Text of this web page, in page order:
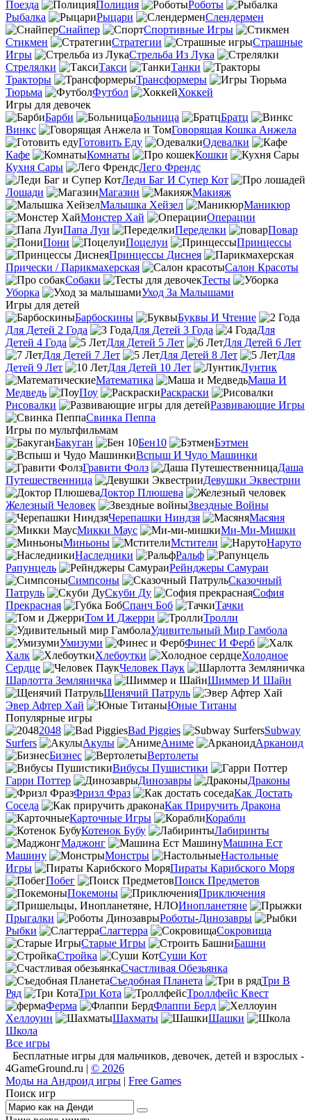
Поезда
Полиция
Роботы
Рыбалка
Рыцари
Слендермен
Снайпер
Спортивные Игры
Стикмен
Стратегии
Страшные
Игры
Стрельба Из Лука
Стрелялки
Такси
Танки
Тракторы
Трансформеры
Тюрьма
Футбол
Хоккей
Игры для девочек
Барби
Больница
Братц
Винкс
Говорящая Кошка Анжела
Готовить Еду
Одевалки
Кафе
Комнаты
Кошки
Кухня Сары
Лего Френдс
Леди Баг И Супер Кот
Лошади
Магазин
Макияж
Малышка Хейзел
Маникюр
Монстер Хай
Операции
Папа Луи
Переделки
Повар
Пони
Поцелуи
Принцессы
Принцессы Диснея
Прически / Парикмахерская
Салон Красоты
Собаки
Тесты
Уборка
Уход За Малышами
Игры для детей
Барбоскины
Буквы И Чтение
Для Детей 2 Года
Для Детей 3 Года
Для
Детей 4 Года
Для Детей 5 Лет
Для Детей 6 Лет
Для Детей 7 Лет
Для Детей 8 Лет
Для
Детей 9 Лет
Для Детей 10 Лет
Лунтик
Математика
Маша И
Медведь
Поу
Раскраски
Рисовалки
Развивающие Игры
Свинка Пеппа
Игры по мультфильмам
Бакуган
Бен10
Бэтмен
Вспыш И Чудо Машинки
Гравити Фолз
Даша
Путешественница
Девушки Эквестрии
Доктор Плюшева
Железный Человек
Звездные Войны
Черепашки Ниндзя
Масяня
Микки Маус
Ми-Ми-Мишки
Миньоны
Мстители
Наруто
Наследники
Ральф
Рапунцель
Рейнджеры Самураи
Симпсоны
Сказочный
Патруль
Скуби Ду
София
Прекрасная
Спанч Боб
Тачки
Том И Джерри
Тролли
Удивительный Мир Гамбола
Умизуми
Финес И Ферб
Халк
Хлебоутки
Холодное
Сердце
Человек Паук
Шарлотта Земляничка
Шиммер И Шайн
Щенячий Патруль
Эвер Афтер Хай
Юные Титаны
Популярные игры
2048
Bad Piggies
Subway
Surfers
Акулы Аниме
Арканоид
Бизнес
Вертолеты
Вибусы Пушистики
Гарри Поттер
Динозавры
Драконы
Фризл Фраз
Как Достать
Соседа
Как Приручить Дракона
Карточные Игры
Корабли
Котенок Бубу
Лабиринты
Маджонг
Машина Ест
Машину
Монстры
Настольные
Игры
Пираты Карибского Моря
Побег
Поиск Предметов
Покемоны
Приключения
Инопланетяне
Прыгалки
Роботы-Динозавры
Рыбки
Слагтерра
Сокровища
Старые Игры
Башни
Стройка
Суши Кот
Счастливая Обезьянка
Съедобная Планета
Три В
Ряд
Три Кота
Троллфейс Квест
Ферма
Флаппи Берд
Хеллоуин
Шахматы
Шашки
Школа
Все игры
Бесплатные игры для мальчиков, девочек, детей и взрослых -
4GameGround.ru | © 2026
Моды на Андроид игры | Free Games
Поиск игр